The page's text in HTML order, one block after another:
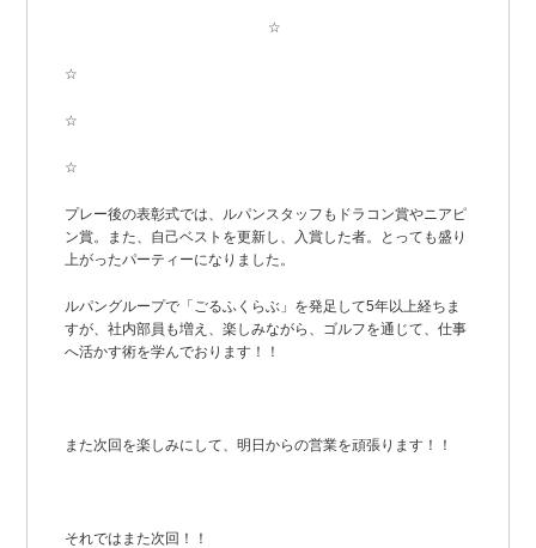
☆
☆
☆
☆
プレー後の表彰式では、ルパンスタッフもドラコン賞やニアピ
ン賞。また、自己ベストを更新し、入賞した者。とっても盛り
上がったパーティーになりました。
ルパングループで「ごるふくらぶ」を発足して5年以上経ちま
すが、社内部員も増え、楽しみながら、ゴルフを通じて、仕事
へ活かす術を学んでおります！！
また次回を楽しみにして、明日からの営業を頑張ります！！
それではまた次回！！